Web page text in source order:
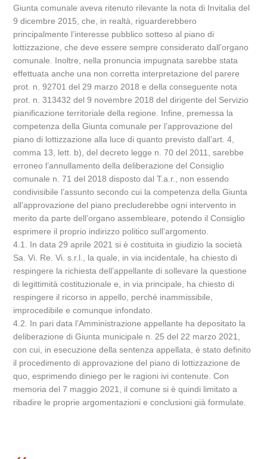
Giunta comunale aveva ritenuto rilevante la nota di Invitalia del
9 dicembre 2015, che, in realtà, riguarderebbero
principalmente l’interesse pubblico sotteso al piano di
lottizzazione, che deve essere sempre considerato dall’organo
comunale. Inoltre, nella pronuncia impugnata sarebbe stata
effettuata anche una non corretta interpretazione del parere
prot. n. 92701 del 29 marzo 2018 e della conseguente nota
prot. n. 313432 del 9 novembre 2018 del dirigente del Servizio
pianificazione territoriale della regione. Infine, premessa la
competenza della Giunta comunale per l’approvazione del
piano di lottizzazione alla luce di quanto previsto dall’art. 4,
comma 13, lett. b), del decreto legge n. 70 del 2011, sarebbe
erroneo l’annullamento della deliberazione del Consiglio
comunale n. 71 del 2018 disposto dal T.a.r., non essendo
condivisibile l’assunto secondo cui la competenza della Giunta
all’approvazione del piano precluderebbe ogni intervento in
merito da parte dell’organo assembleare, potendo il Consiglio
esprimere il proprio indirizzo politico sull’argomento.
4.1. In data 29 aprile 2021 si è costituita in giudizio la società
Sa. Vi. Re. Vi. s.r.l., la quale, in via incidentale, ha chiesto di
respingere la richiesta dell’appellante di sollevare la questione
di legittimità costituzionale e, in via principale, ha chiesto di
respingere il ricorso in appello, perché inammissibile,
improcedibile e comunque infondato.
4.2. In pari data l’Amministrazione appellante ha depositato la
deliberazione di Giunta municipale n. 25 del 22 marzo 2021,
con cui, in esecuzione della sentenza appellata, è stato definito
il procedimento di approvazione del piano di lottizzazione de
quo, esprimendo diniego per le ragioni ivi contenute. Con
memoria del 7 maggio 2021, il comune si è quindi limitato a
ribadire le proprie argomentazioni e conclusioni già formulate.